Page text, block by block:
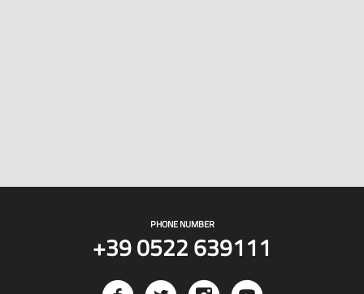
PHONE NUMBER
+39 0522 639111